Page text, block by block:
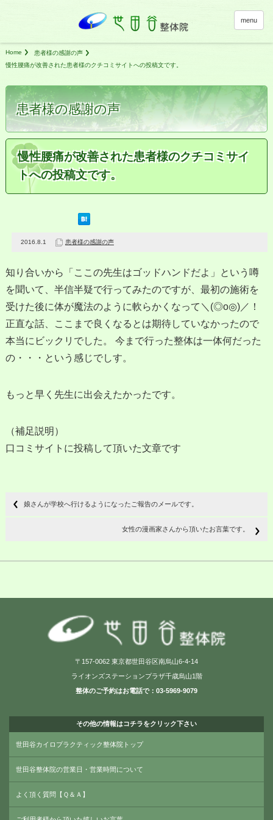
menu
Home
患者様の感謝の声
慢性腰痛が改善された患者様のクチコミサイトへの投稿文です。
患者様の感謝の声
慢性腰痛が改善された患者様のクチコミサイ
トへの投稿文です。
2016.8.1 患者様の感謝の声
知り合いから「ここの先生はゴッドハンドだよ」という噂
を聞いて、半信半疑で行ってみたのですが、最初の施術を
受けた後に体が魔法のように軟らかくなって＼(◎o◎)／！
正直な話、ここまで良くなるとは期待していなかったので
本当にビックリでした。 今まで行った整体は一体何だった
の・・・という感じでしす。
もっと早く先生に出会えたかったです。
（補足説明）
口コミサイトに投稿して頂いた文章です
娘さんが学校へ行けるようになったご報告のメールです。
女性の漫画家さんから頂いたお言葉です。
〒157-0062 東京都世田谷区南烏山6-4-14
ライオンズステーションプラザ千歳烏山1階
整体のご予約はお電話で：03-5969-9079
その他の情報はコチラをクリック下さい
世田谷カイロプラクティック整体院トップ
世田谷整体院の営業日・営業時間について
よく頂く質問【Ｑ＆Ａ】